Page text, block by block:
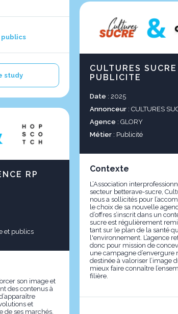
study
CULTURES
PUBLICITE
Date : 2025
Annonceur : CULTURES
Agence : GLORY
Métier : Publicité
Contexte
L’Association
secteur betterave-sucre,
nous a sollicités pour
le choix de sa nouvelle
d’offres s’inscrit dans un
sucre est régulièrement
tant sur le plan de la santé
l'environnement. L’agence
donc pour mission de
une campagne d’envergure
destinée à valoriser l’image
mieux faire connaître
filière.
RP
et publics
son image et
des contenus à
et
de ses marchés.